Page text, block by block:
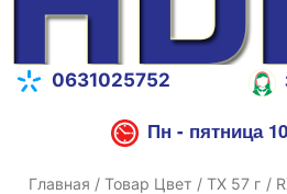
0631025752
Пн - пятница
Главная / Товар Цвет / TX 57 г /